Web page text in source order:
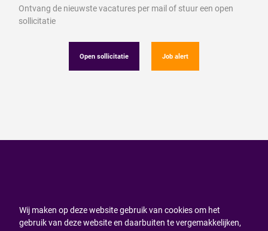
Ontvang de nieuwste vacatures per mail of stuur een open
sollicitatie
Open sollicitatie Job alert
Wij maken op deze website gebruik van cookies om het
gebruik van deze website en daarbuiten te vergemakkelijken,